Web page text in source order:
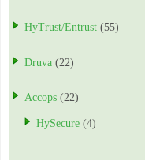
HyTrust/Entrust (55)
Druva (22)
Accops (22)
HySecure (4)